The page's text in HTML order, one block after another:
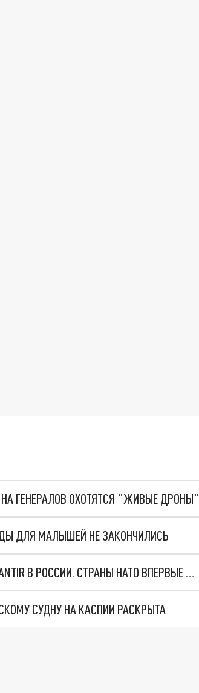
ГЕНЕРАЛОВ ОХОТЯТСЯ "ЖИВЫЕ ДРОНЫ"
ДЛЯ МАЛЫШЕЙ НЕ ЗАКОНЧИЛИСЬ
"ОЧЕНЬ ПЛОХИЕ НОВОСТИ": БОЛЬШАЯ ОШИБКА PALANTIR В РОССИИ. СТРАНЫ НАТО ВПЕРВЫЕ ЗА СВО ОСТАНОВИЛИ ПОСТАВКИ ОРУЖИЯ. ВСУ ТЕРЯЮТ ПРИГРАНИЧЬЕ?
СУДНУ НА КАСПИИ РАСКРЫТА